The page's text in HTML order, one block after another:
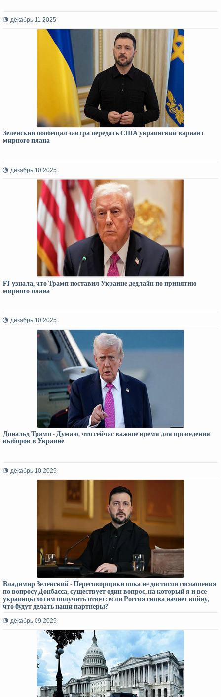
декабрь 11 2025
Зеленский пообещал завтра передать США украинский вариант
мирного плана
декабрь 10 2025
FT узнала, что Трамп поставил Украине дедлайн по принятию
мирного плана
декабрь 10 2025
Дональд Трамп - Думаю, что сейчас важное время для проведения
выборов в Украине
декабрь 10 2025
Владимир Зеленский - Переговорщики пока не достигли соглашения
по вопросу Донбасса, существует один вопрос, на который я и все
украинцы хотим получить ответ: если Россия снова начнет войну,
что будут делать наши партнеры?
декабрь 09 2025